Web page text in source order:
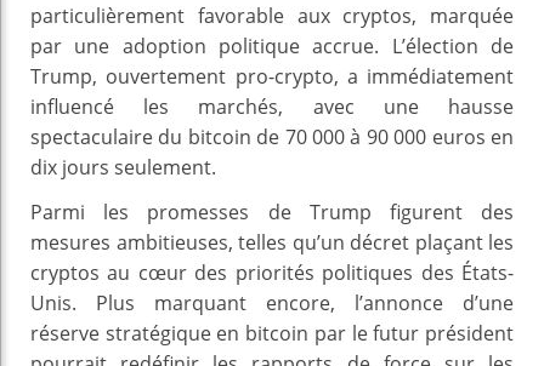
particulièrement favorable aux cryptos, marquée
par une adoption politique accrue. L’élection de
Trump, ouvertement pro-crypto, a immédiatement
influencé les marchés, avec une hausse
spectaculaire du bitcoin de 70 000 à 90 000 euros en
dix jours seulement.
Parmi les promesses de Trump figurent des
mesures ambitieuses, telles qu’un décret plaçant les
cryptos au cœur des priorités politiques des États-
Unis. Plus marquant encore, l’annonce d’une
réserve stratégique en bitcoin par le futur président